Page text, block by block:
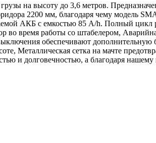
на высоту до 3,6 метров.
2200 мм, благодаря чему модель
АКБ с емкостью 85 A/h. Полный цикл
во время работы со штабелером,
обеспечивают дополнительную
Металлическая сетка на мачте
и долговечностью, а благодаря